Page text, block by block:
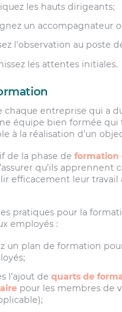
les hauts dirigeants;
un accompagnateur
l’observation au poste
les attentes initiales.
chaque entreprise qui a
équipe bien formée qui
à la réalisation d’un
de la phase deformation
qu’ils apprennent
efficacement leur travail
pratiques pour la
employés :
un plan de formation
l’ajout dequarts de
pour les membres de